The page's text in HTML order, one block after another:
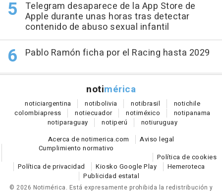
Telegram desaparece de la App Store de
Apple durante unas horas tras detectar
contenido de abuso sexual infantil
Pablo Ramón ficha por el Racing hasta 2029
notimérica
noticiargentina notibolivia notibrasil notichile
colombiapress notiecuador notiméxico notipanama
notiparaguay notiperú notiuruguay
Acerca de notimerica.com
Aviso legal
Cumplimiento normativo
Política de cookies
Política de privacidad
Kiosko Google Play
Hemeroteca
Publicidad estatal
© 2026 Notimérica. Está expresamente prohibida la redistribución y